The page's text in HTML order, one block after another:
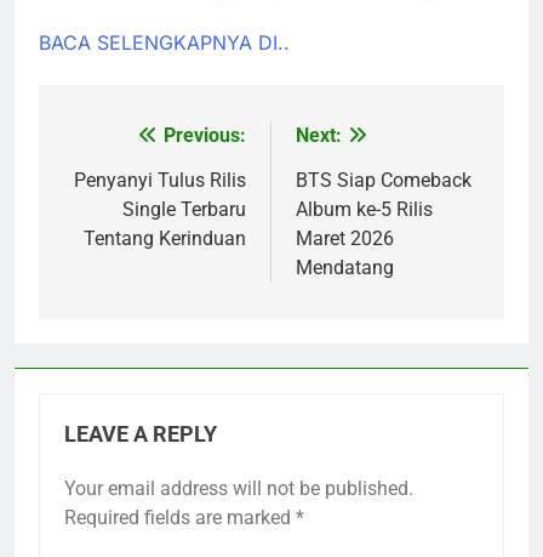
BACA SELENGKAPNYA DI..
navigation
Previous:
Penyanyi Tulus Rilis
Single Terbaru
Tentang Kerinduan
Next:
BTS Siap Comeback
Album ke-5 Rilis
Maret 2026
Mendatang
LEAVE A REPLY
Your email address will not be published.
Required fields are marked *